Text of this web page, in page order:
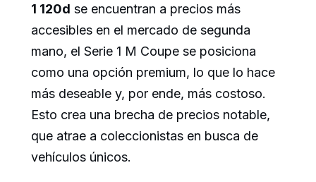
1 120d se encuentran a precios más
accesibles en el mercado de segunda
mano, el Serie 1 M Coupe se posiciona
como una opción premium, lo que lo hace
más deseable y, por ende, más costoso.
Esto crea una brecha de precios notable,
que atrae a coleccionistas en busca de
vehículos únicos.